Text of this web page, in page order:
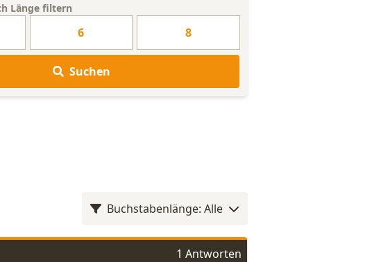
Länge filtern
6 8
Suchen
Buchstabenlänge: Alle
1 Antworten